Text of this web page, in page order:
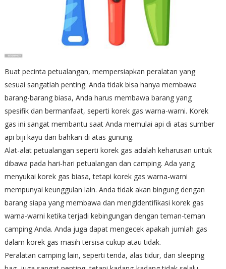
Buat pecinta petualangan, mempersiapkan peralatan yang
sesuai sangatlah penting. Anda tidak bisa hanya membawa
barang-barang biasa, Anda harus membawa barang yang
spesifik dan bermanfaat, seperti korek gas warna-warni. Korek
gas ini sangat membantu saat Anda memulai api di atas sumber
api biji kayu dan bahkan di atas gunung.
Alat-alat petualangan seperti korek gas adalah keharusan untuk
dibawa pada hari-hari petualangan dan camping. Ada yang
menyukai korek gas biasa, tetapi korek gas warna-warni
mempunyai keunggulan lain. Anda tidak akan bingung dengan
barang siapa yang membawa dan mengidentifikasi korek gas
warna-warni ketika terjadi kebingungan dengan teman-teman
camping Anda. Anda juga dapat mengecek apakah jumlah gas
dalam korek gas masih tersisa cukup atau tidak.
Peralatan camping lain, seperti tenda, alas tidur, dan sleeping